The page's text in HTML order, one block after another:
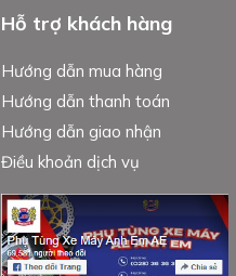
Hỗ trợ khách hàng
Hướng dẫn mua hàng
Hướng dẫn thanh toán
Hướng dẫn giao nhận
Điều khoản dịch vụ